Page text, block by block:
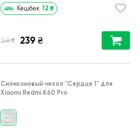
Кешбек 12 ₴
345 ₴ 239 ₴
Силиконовый чехол "Сердце 1" для
Xiaomi Redmi K60 Pro